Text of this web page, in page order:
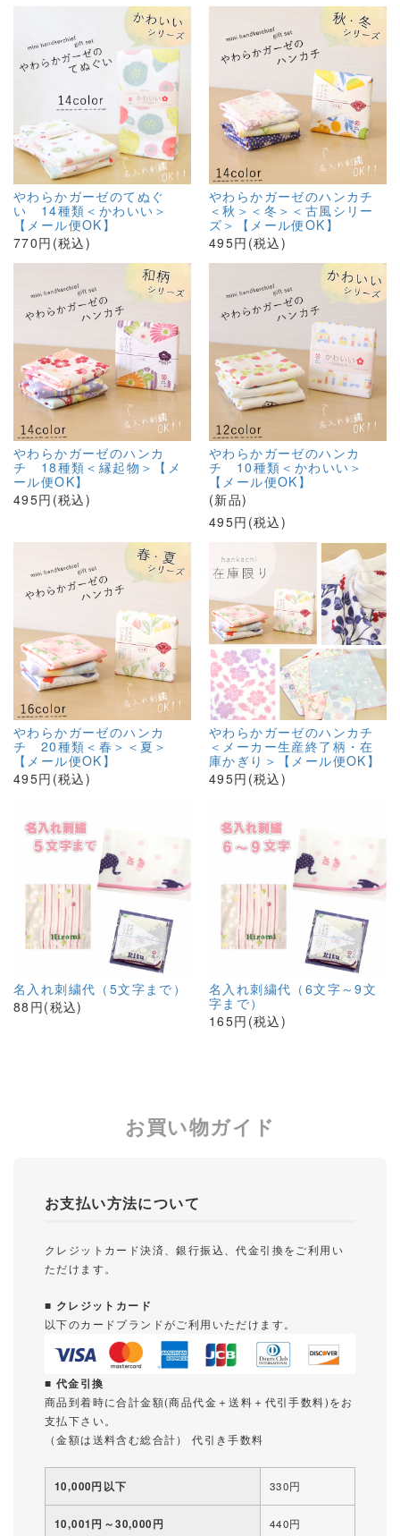
やわらかガーゼのてぬぐ
い 14種類＜かわいい＞
【メール便OK】
770円(税込)
やわらかガーゼのハンカチ
＜秋＞＜冬＞＜古風シリー
ズ＞【メール便OK】
495円(税込)
やわらかガーゼのハンカ
チ 18種類＜縁起物＞【メ
ール便OK】
495円(税込)
やわらかガーゼのハンカ
チ 10種類＜かわいい＞
【メール便OK】
(新品)
495円(税込)
やわらかガーゼのハンカ
チ 20種類＜春＞＜夏＞
【メール便OK】
495円(税込)
やわらかガーゼのハンカチ
＜メーカー生産終了柄・在
庫かぎり＞【メール便OK】
495円(税込)
名入れ刺繍代（5文字まで）
88円(税込)
名入れ刺繍代（6文字～9文
字まで）
165円(税込)
お買い物ガイド
お支払い方法について
クレジットカード決済、銀行振込、代金引換をご利用い
ただけます。
■ クレジットカード
以下のカードブランドがご利用いただけます。
■ 代金引換
商品到着時に合計金額(商品代金＋送料＋代引手数料)をお
支払下さい。
（金額は送料含む総合計） 代引き手数料
10,000円以下 330円
10,001円～30,000円 440円